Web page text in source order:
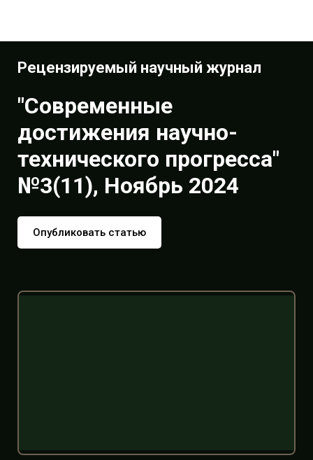
Рецензируемый научный журнал
"Современные
достижения научно-
технического прогресса"
№3(11), Ноябрь 2024
Опубликовать статью